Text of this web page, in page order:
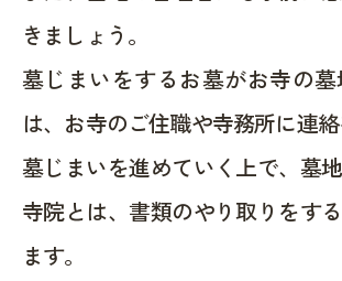
きましょう。
墓じまいをするお墓がお寺の
は、お寺のご住職や寺務所に連絡
墓じまいを進めていく上で、墓
寺院とは、書類のやり取りをす
ます。